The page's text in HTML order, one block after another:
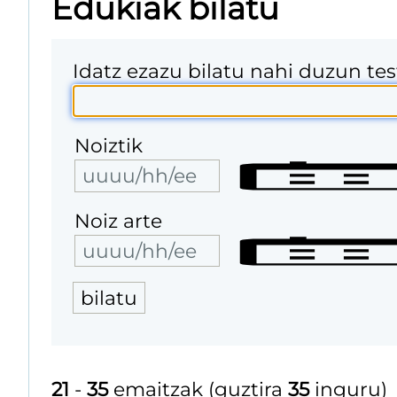
Edukiak bilatu
Idatz ezazu bilatu nahi duzun
Noiztik
Noiz arte
21 - 35emaitzak (guztira 35inguru)